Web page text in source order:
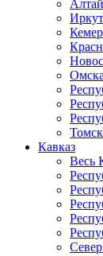
Кавказ
Весь